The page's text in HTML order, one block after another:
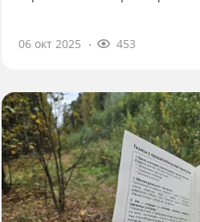
06 окт 2025 453